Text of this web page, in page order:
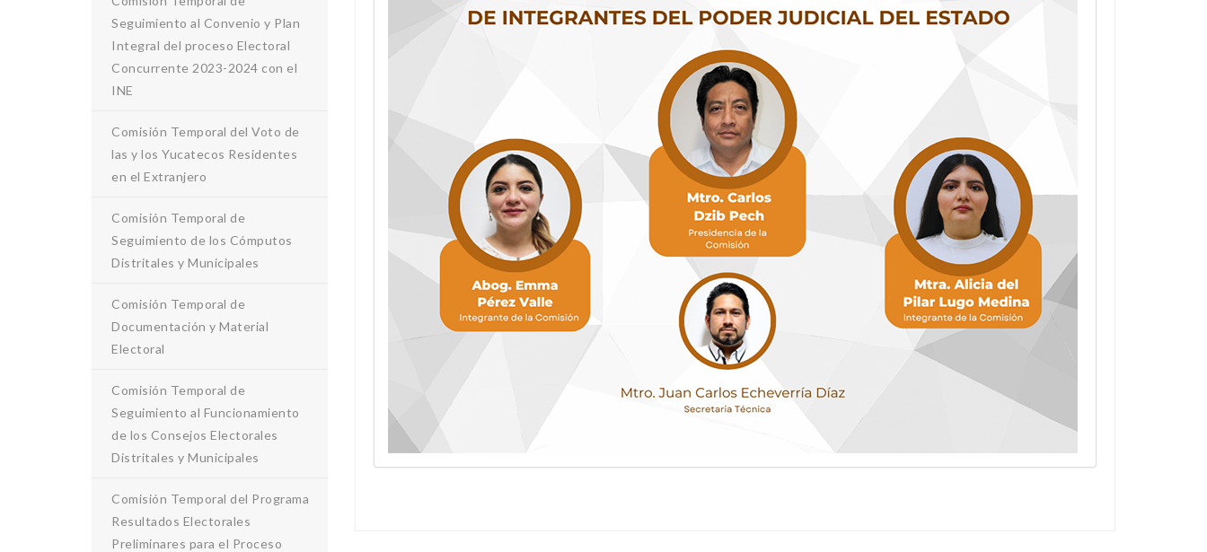
Seguimiento al Convenio y Plan
Integral del proceso Electoral
Concurrente 2023-2024 con el
INE
Comisión Temporal del Voto de
las y los Yucatecos Residentes
en el Extranjero
Comisión Temporal de
Seguimiento de los Cómputos
Distritales y Municipales
Comisión Temporal de
Documentación y Material
Electoral
Comisión Temporal de
Seguimiento al Funcionamiento
de los Consejos Electorales
Distritales y Municipales
Comisión Temporal del Programa
Resultados Electorales
Preliminares para el Proceso